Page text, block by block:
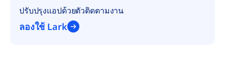
ปรับปรุงแอปด้วยตัวติดตามงาน
ลองใช้ Lark